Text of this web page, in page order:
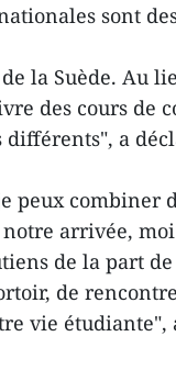
sont
la Suède. Au
des cours de
différents", a
peux combiner
arrivée,
de la part
de
vie étudiante",